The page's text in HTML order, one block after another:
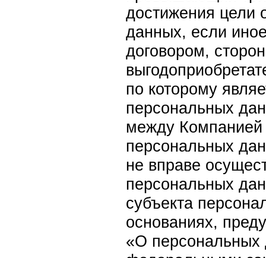
достижения цели
данных, если
договором,
по которому
персональных
между Компанией
персональных
не вправе
персональных
субъекта
основаниях,
«О персональных